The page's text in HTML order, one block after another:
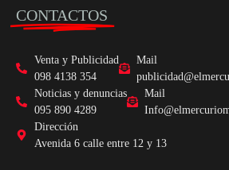
CONTACTOS
Venta y Publicidad
098 4138 354
Mail
Noticias y denuncias
095 890 4289
Mail
Dirección
Avenida 6 calle entre 12 y 13